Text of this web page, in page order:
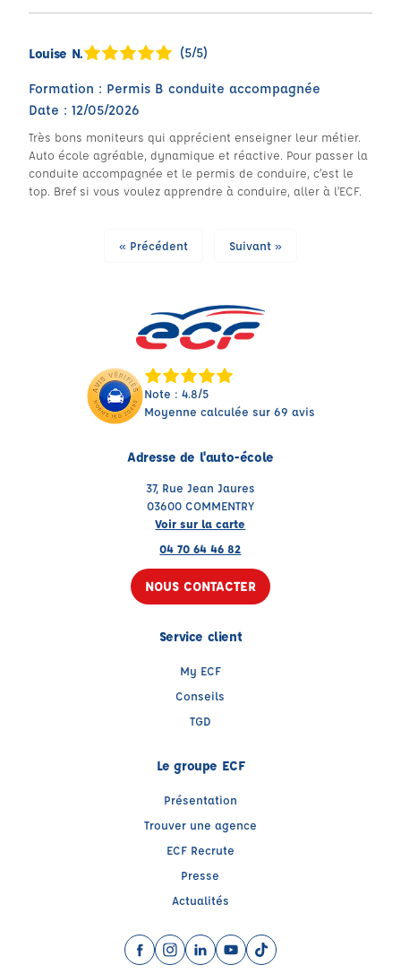
Louise N. (5/5)
Formation : Permis B conduite accompagnée
Date : 12/05/2026
Très bons moniteurs qui apprécient enseigner leur métier.
Auto école agréable, dynamique et réactive. Pour passer la
conduite accompagnée et le permis de conduire, c’est le
top. Bref si vous voulez apprendre à conduire, aller à l’ECF.
« Précédent Suivant »
Note : 4.8/5
Moyenne calculée sur 69 avis
Adresse de l'auto-école
37, Rue Jean Jaures
03600 COMMENTRY
Voir sur la carte
04 70 64 46 82
NOUS CONTACTER
Service client
My ECF
Conseils
TGD
Le groupe ECF
Présentation
Trouver une agence
ECF Recrute
Presse
Actualités
Facebook (nouvelle fenêtre)
Instagram (nouvelle fenêtre)
LinkedIn (nouvelle fenêtre)
YouTube (nouvelle fenêtre)
TikTok (nouvelle